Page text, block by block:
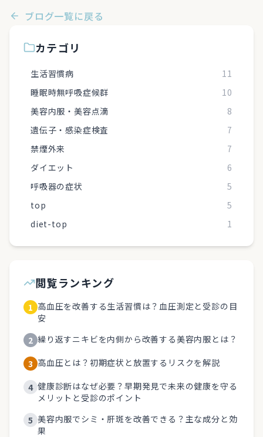
ブログ一覧に戻る
カテゴリ
生活習慣病
11
睡眠時無呼吸症候群
10
美容内服・美容点滴
8
遺伝子・感染症検査
7
禁煙外来
7
ダイエット
6
呼吸器の症状
5
top
5
diet-top
1
閲覧ランキング
1 高血圧を改善する生活習慣は？血圧測定と受診の目
安
2 繰り返すニキビを内側から改善する美容内服とは？
3 高血圧とは？初期症状と放置するリスクを解説
4 健康診断はなぜ必要？早期発見で未来の健康を守る
メリットと受診のポイント
5 美容内服でシミ・肝斑を改善できる？主な成分と効
果